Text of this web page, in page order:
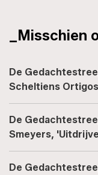
_Misschien
De
Scheltiens
De
Smeyers,
De